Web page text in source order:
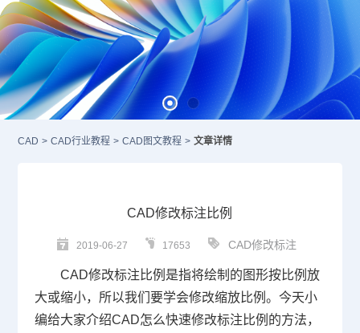
CAD > CAD行业教程 > CAD图文教程 > 文章详情
CAD修改标注比例
2019-06-27 17653 CAD修改标注
CAD修改标注比例是指将绘制的图形按比例放
大或缩小，所以我们要学会修改缩放比例。今天小
编给大家介绍CAD怎么快速修改标注比例的方法，